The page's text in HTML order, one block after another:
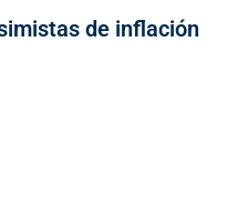
de inflación